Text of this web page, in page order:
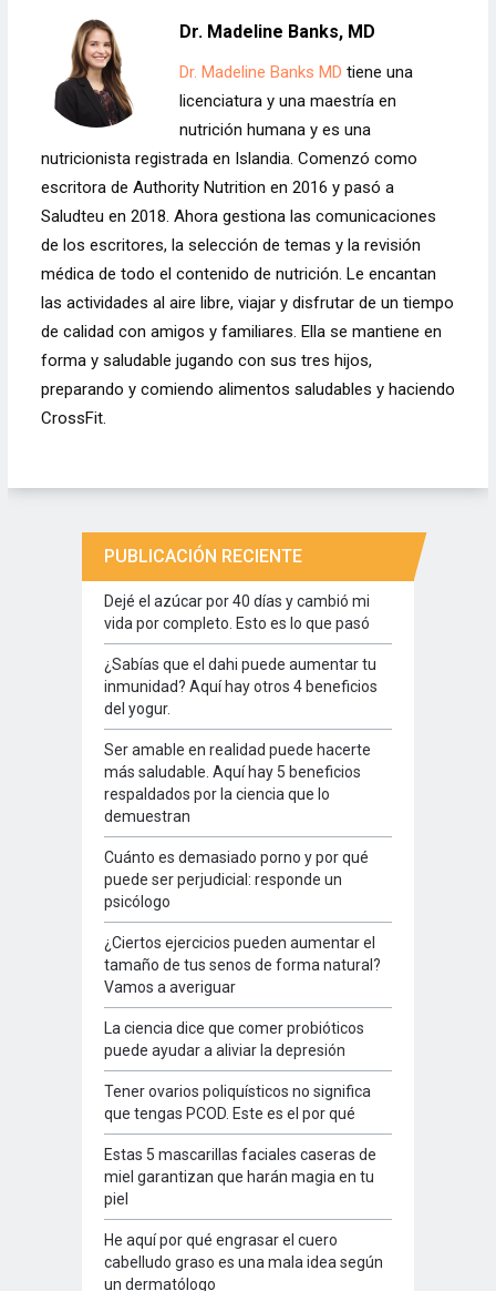
Dr. Madeline Banks, MD
Dr. Madeline Banks MD tiene una
licenciatura y una maestría en
nutrición humana y es una
nutricionista registrada en Islandia. Comenzó como
escritora de Authority Nutrition en 2016 y pasó a
Saludteu en 2018. Ahora gestiona las comunicaciones
de los escritores, la selección de temas y la revisión
médica de todo el contenido de nutrición. Le encantan
las actividades al aire libre, viajar y disfrutar de un tiempo
de calidad con amigos y familiares. Ella se mantiene en
forma y saludable jugando con sus tres hijos,
preparando y comiendo alimentos saludables y haciendo
CrossFit.
PUBLICACIÓN RECIENTE
Dejé el azúcar por 40 días y cambió mi
vida por completo. Esto es lo que pasó
¿Sabías que el dahi puede aumentar tu
inmunidad? Aquí hay otros 4 beneficios
del yogur.
Ser amable en realidad puede hacerte
más saludable. Aquí hay 5 beneficios
respaldados por la ciencia que lo
demuestran
Cuánto es demasiado porno y por qué
puede ser perjudicial: responde un
psicólogo
¿Ciertos ejercicios pueden aumentar el
tamaño de tus senos de forma natural?
Vamos a averiguar
La ciencia dice que comer probióticos
puede ayudar a aliviar la depresión
Tener ovarios poliquísticos no significa
que tengas PCOD. Este es el por qué
Estas 5 mascarillas faciales caseras de
miel garantizan que harán magia en tu
piel
He aquí por qué engrasar el cuero
cabelludo graso es una mala idea según
un dermatólogo